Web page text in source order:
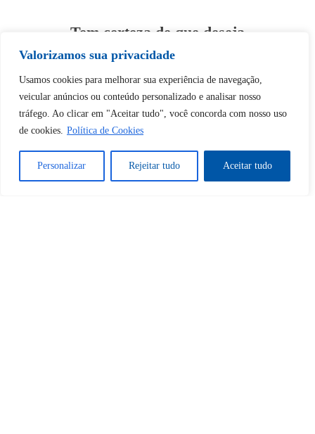
Valorizamos sua privacidade
Usamos cookies para melhorar sua experiência de navegação,
veicular anúncios ou conteúdo personalizado e analisar nosso
tráfego. Ao clicar em "Aceitar tudo", você concorda com nosso uso
de cookies. Política de Cookies
Personalizar Rejeitar tudo Aceitar tudo
Tem certeza de que deseja
desbloquear esta publicação?
Desbloquear esquerda : 0
Sim